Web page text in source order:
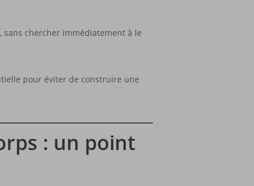
chercher immédiatement à le
pour éviter de construire une
: un point